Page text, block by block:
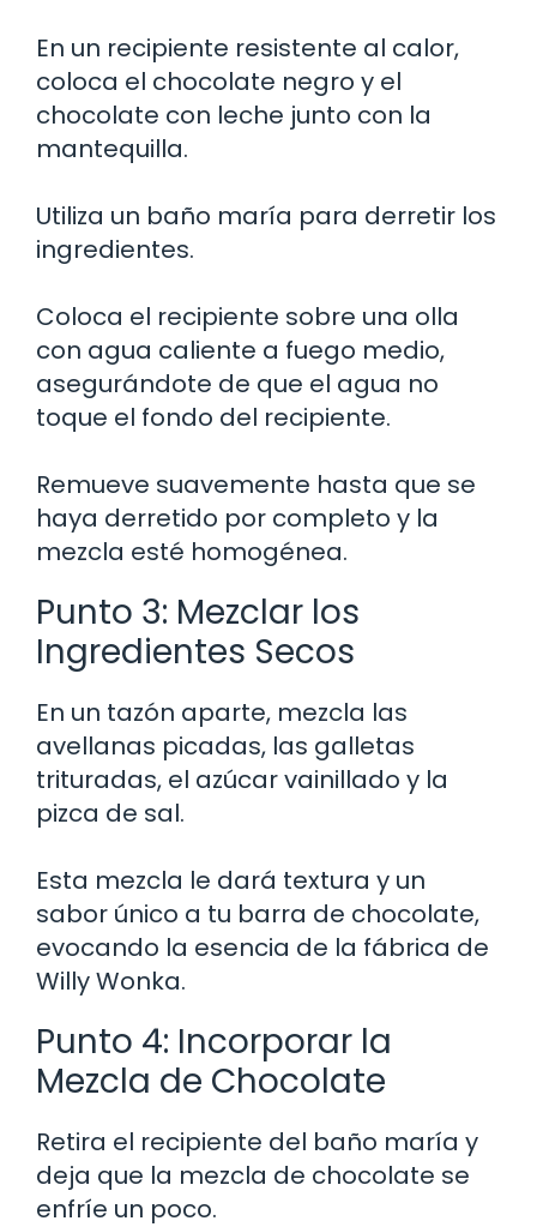
En un recipiente resistente al calor,
coloca el chocolate negro y el
chocolate con leche junto con la
mantequilla.
Utiliza un baño maría para derretir los
ingredientes.
Coloca el recipiente sobre una olla
con agua caliente a fuego medio,
asegurándote de que el agua no
toque el fondo del recipiente.
Remueve suavemente hasta que se
haya derretido por completo y la
mezcla esté homogénea.
Punto 3: Mezclar los
Ingredientes Secos
En un tazón aparte, mezcla las
avellanas picadas, las galletas
trituradas, el azúcar vainillado y la
pizca de sal.
Esta mezcla le dará textura y un
sabor único a tu barra de chocolate,
evocando la esencia de la fábrica de
Willy Wonka.
Punto 4: Incorporar la
Mezcla de Chocolate
Retira el recipiente del baño maría y
deja que la mezcla de chocolate se
enfríe un poco.